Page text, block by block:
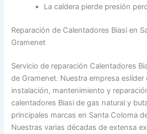
La caldera pierde presión
Reparación de Calentadores Biasi en
Gramenet
Servicio de reparación Calentadores
de Gramenet. Nuestra empresa eslíder
instalación, mantenimiento y
calentadores Biasi de gas natural y
principales marcas en Santa Coloma
Nuestras varias décadas de extensa